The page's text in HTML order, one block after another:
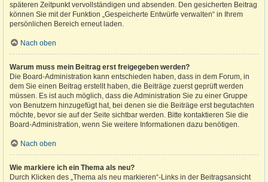
späteren Zeitpunkt vervollständigen und absenden. Den gesicherten Beitrag
können Sie mit der Funktion „Gespeicherte Entwürfe verwalten“ in Ihrem
persönlichen Bereich erneut laden.
Nach oben
Warum muss mein Beitrag erst freigegeben werden?
Die Board-Administration kann entschieden haben, dass in dem Forum, in
dem Sie einen Beitrag erstellt haben, die Beiträge zuerst geprüft werden
müssen. Es ist auch möglich, dass die Administration Sie zu einer Gruppe
von Benutzern hinzugefügt hat, bei denen sie die Beiträge erst begutachten
möchte, bevor sie auf der Seite sichtbar werden. Bitte kontaktieren Sie die
Board-Administration, wenn Sie weitere Informationen dazu benötigen.
Nach oben
Wie markiere ich ein Thema als neu?
Durch Klicken des „Thema als neu markieren“-Links in der Beitragsansicht